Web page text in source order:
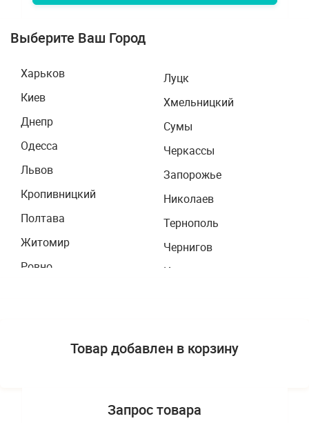
Выберите Ваш Город
Харьков
Киев
Днепр
Одесса
Львов
Кропивницкий
Полтава
Житомир
Ровно
Луцк
Хмельницкий
Сумы
Черкассы
Запорожье
Николаев
Тернополь
Чернигов
Ивано-Франковск
Товар добавлен в корзину
Запрос товара